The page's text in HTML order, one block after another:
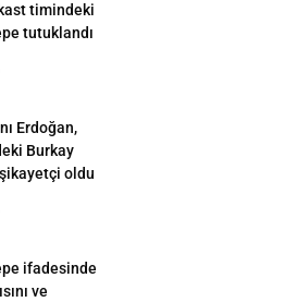
timindeki
tutuklandı
Erdoğan,
Burkay
oldu
ifadesinde
ve